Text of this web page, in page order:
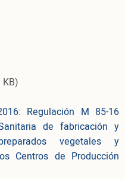
: Regulación M 85-16
de fabricación y
vegetales y
Centros de Producción